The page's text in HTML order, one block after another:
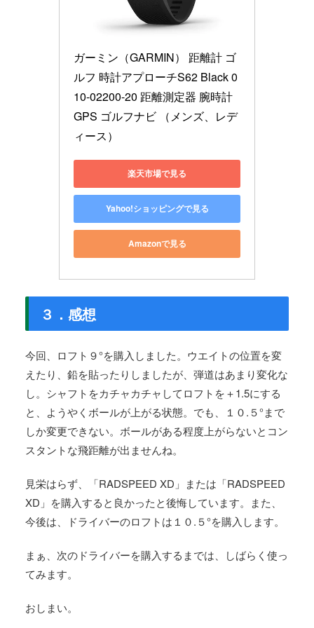
ガーミン（GARMIN） 距離計 ゴ
ルフ 時計アプローチS62 Black 0
10-02200-20 距離測定器 腕時計
GPS ゴルフナビ （メンズ、レデ
ィース）
楽天市場で見る
Yahoo!ショッピングで見る
Amazonで見る
３．感想
今回、ロフト９°を購入しました。ウエイトの位置を変
えたり、鉛を貼ったりしましたが、弾道はあまり変化な
し。シャフトをカチャカチャしてロフトを＋1.5にする
と、ようやくボールが上がる状態。でも、１０.５°まで
しか変更できない。ボールがある程度上がらないとコン
スタントな飛距離が出ませんね。
見栄はらず、「RADSPEED XD」または「RADSPEED
XD」を購入すると良かったと後悔しています。また、
今後は、ドライバーのロフトは１０.５°を購入します。
まぁ、次のドライバーを購入するまでは、しばらく使っ
てみます。
おしまい。